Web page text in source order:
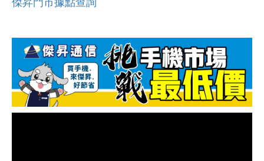
傑昇門市據點查詢